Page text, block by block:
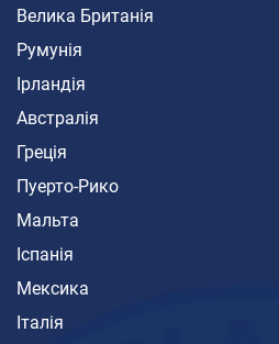
Велика Британія
Румунія
Ірландія
Австралія
Греція
Пуерто-Рико
Мальта
Іспанія
Мексика
Італія